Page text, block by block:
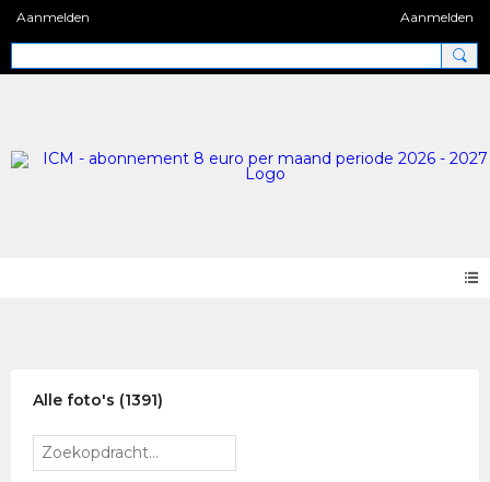
Aanmelden Aanmelden
Alle foto's (1391)